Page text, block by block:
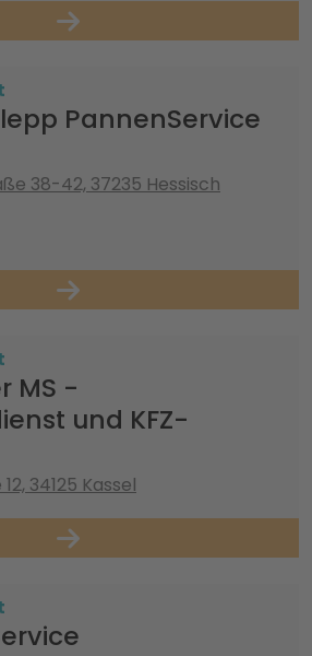
PannenService
38-42, 37235 Hessisch
MS -
und KFZ-
34125 Kassel